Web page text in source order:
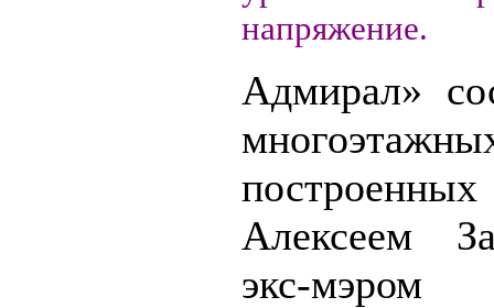
напряжение.
Адмирал»
Алексеем
экс-